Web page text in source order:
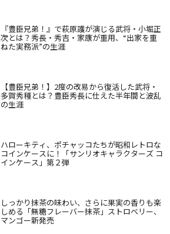
『豊臣兄弟！』で萩原護が演じる武将・小堀正
次とは？秀長・秀吉・家康が重用、“出家を重
ねた実務派”の生涯
【豊臣兄弟！】2度の改易から復活した武将・
多賀秀種とは？豊臣秀長に仕えた半年間と波乱
の生涯
ハローキティ、ポチャッコたちが昭和レトロな
コインケースに！「サンリオキャラクターズ コ
インケース」第２弾
しっかり抹茶の味わい、さらに果実の香りも楽
しめる「無糖フレーバー抹茶」ストロベリー、
マンゴー新発売